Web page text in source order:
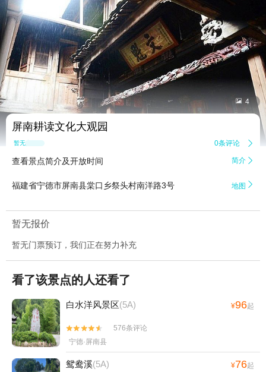
 4
屏南耕读文化大观园
暂无点评 0条评论 
查看景点简介及开放时间 简介 
福建省宁德市屏南县棠口乡祭头村南洋路3号 地图 
暂无报价
暂无门票预订，我们正在努力补充
看了该景点的人还看了
白水洋风景区(5A) ¥96起


576条评论
宁德·屏南县
鸳鸯溪(5A) ¥76起
